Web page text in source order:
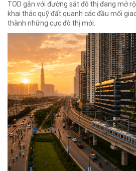
TOD gắn với đường sắt đô thị đang mở
khai thác quỹ đất quanh các đầu mối
thành những cực đô thị mới.